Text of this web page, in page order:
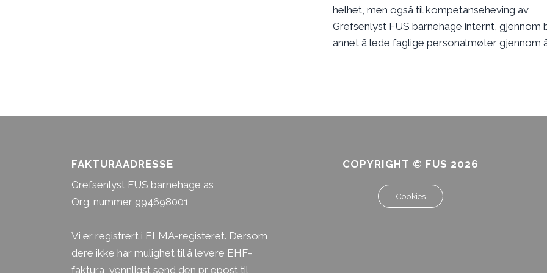
helhet, men også til kompetanseheving av
Grefsenlyst FUS barnehage internt, gjennom
annet å lede faglige personalmøter gjennom
FAKTURAADRESSE
Grefsenlyst FUS barnehage as
Org. nummer 994698001
Vi er registrert i ELMA-registeret. Dersom
dere ikke har mulighet til å levere EHF-
faktura, vennligst send den pr epost til
COPYRIGHT © FUS 2026
Cookies